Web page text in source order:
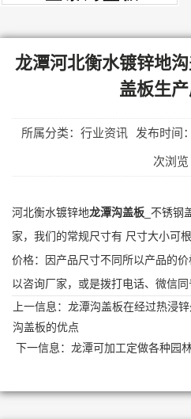
当
龙潭河北衡水镀锌地
盖板生
所属分类：行业资讯 发布时间
次浏览
河北衡水镀锌地龙潭沟盖板 _不锈
家，我们的常规尺寸有 尺寸大小可
价格：因产品尺寸不同所以产品的
以咨询厂家，或是拨打电话、微信同
上一信息： 龙潭沟盖板在经过热浸
沟盖板的优点
下一信息：龙潭可加工定做各种园